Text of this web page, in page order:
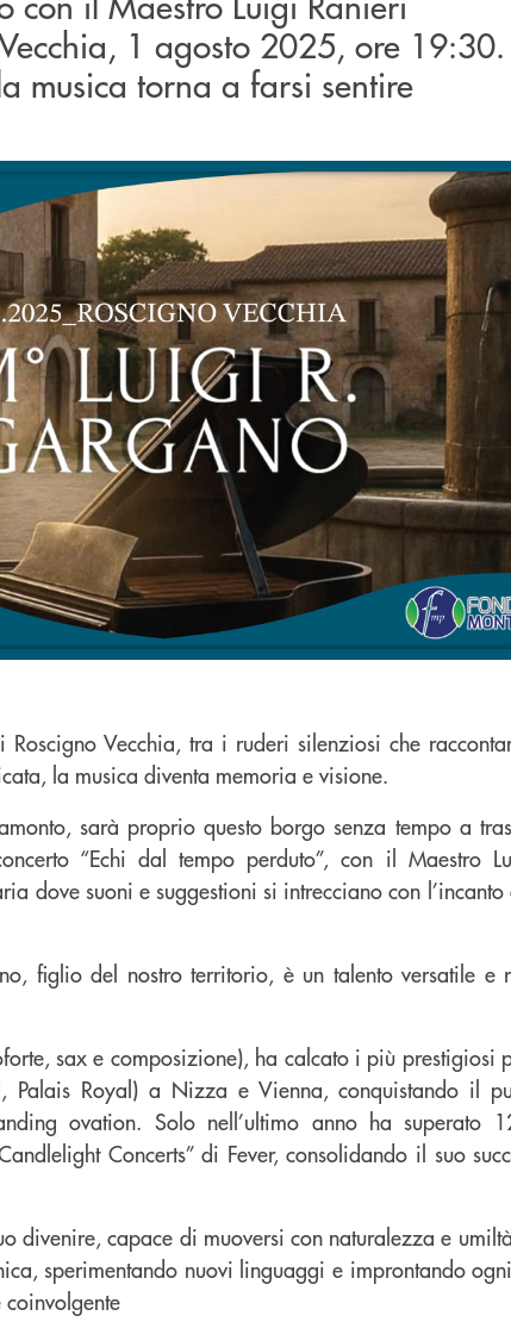
1 agosto 2025, ore
musica torna a farsi sentire
Vecchia, tra i ruderi silenziosi che
la musica diventa memoria e visione.
sarà proprio questo borgo senza tempo a
“Echi dal tempo perduto”, con il Maestro
dove suoni e suggestioni si intrecciano con
figlio del nostro territorio, è un talento versatile e
sax e composizione), ha calcato i più prestigiosi
Palais Royal) a Nizza e Vienna, conquistando il
ovation. Solo nell’ultimo anno ha superato
Concerts” di Fever, consolidando il suo
divenire, capace di muoversi con naturalezza e
sperimentando nuovi linguaggi e improntando